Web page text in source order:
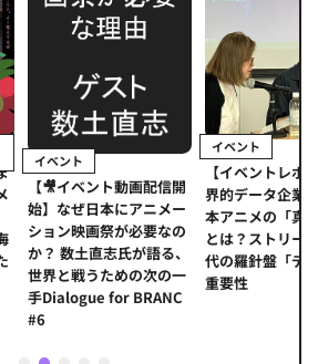
イベント
【🎥イベント動画配信開
始】なぜ日本にアニメー
ション映画祭が必要なの
か？ 数土直志氏が語る、
世界と戦うための次の一
手Dialogue for BRANC
#6
イベント
【イベントレポ
界的データ企業
本アニメの「真
とは？ストリー
代の羅針盤「デ
重要性